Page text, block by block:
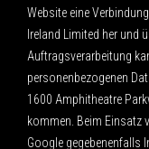
Website eine
Ireland Limited her und
Auftragsverarbeitung
personenbezogenen
1600 Amphitheatre
kommen. Beim Einsatz
Google gegebenenfalls